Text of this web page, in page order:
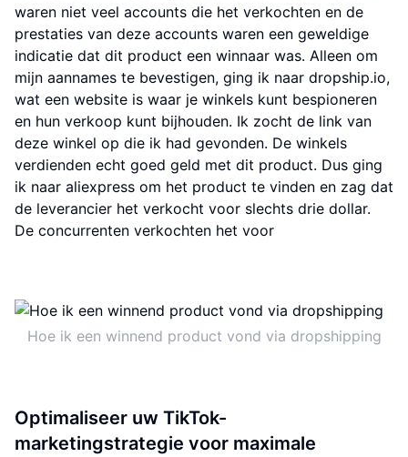
waren niet veel accounts die het verkochten en de
prestaties van deze accounts waren een geweldige
indicatie dat dit product een winnaar was. Alleen om
mijn aannames te bevestigen, ging ik naar dropship.io,
wat een website is waar je winkels kunt bespioneren
en hun verkoop kunt bijhouden. Ik zocht de link van
deze winkel op die ik had gevonden. De winkels
verdienden echt goed geld met dit product. Dus ging
ik naar aliexpress om het product te vinden en zag dat
de leverancier het verkocht voor slechts drie dollar.
De concurrenten verkochten het voor
Hoe ik een winnend product vond via dropshipping
Optimaliseer uw TikTok-
marketingstrategie voor maximale